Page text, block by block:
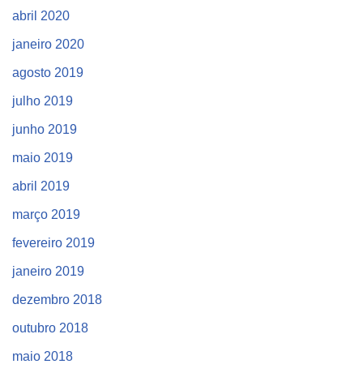
abril 2020
janeiro 2020
agosto 2019
julho 2019
junho 2019
maio 2019
abril 2019
março 2019
fevereiro 2019
janeiro 2019
dezembro 2018
outubro 2018
maio 2018